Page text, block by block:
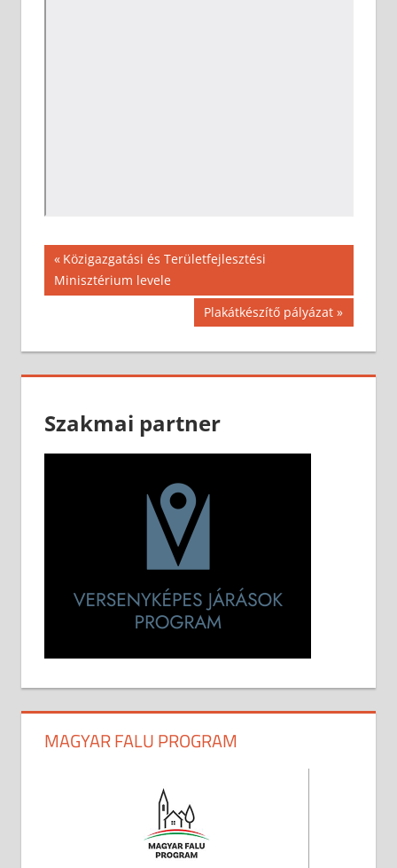
Bejegyzés
navigáció
Previous
Post:
Közigazgatási és Területfejlesztési
Minisztérium levele
Next
Post:
Plakátkészítő pályázat
Szakmai partner
MAGYAR FALU PROGRAM